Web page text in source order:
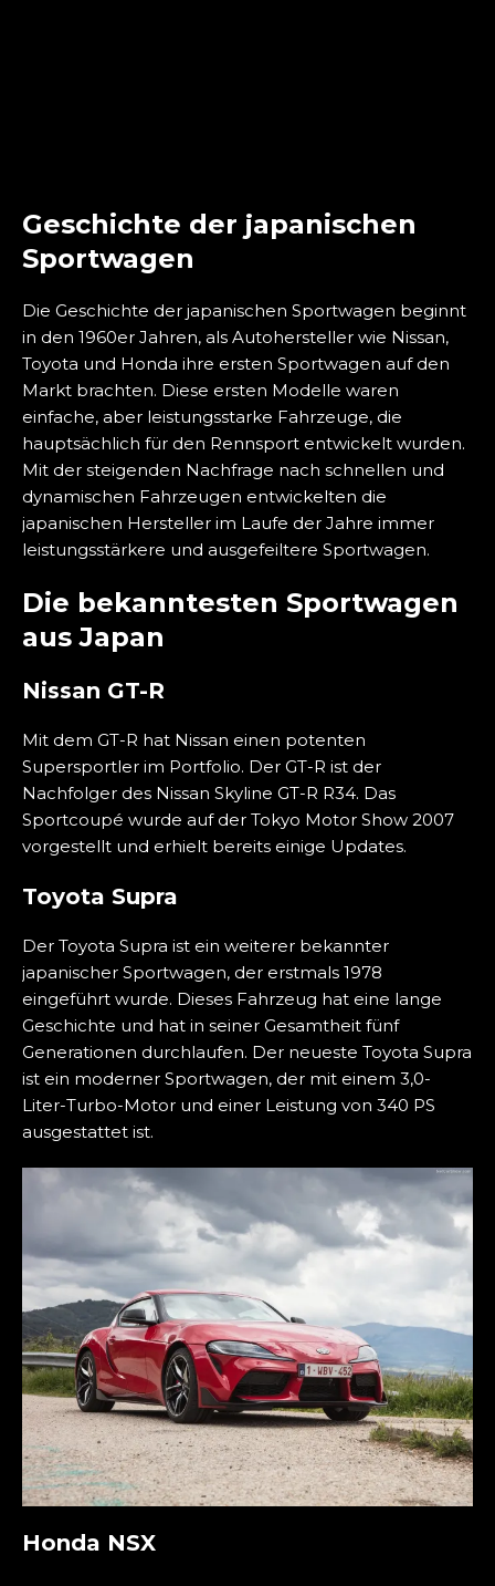
Geschichte der japanischen
Sportwagen
Die Geschichte der japanischen Sportwagen beginnt
in den 1960er Jahren, als Autohersteller wie Nissan,
Toyota und Honda ihre ersten Sportwagen auf den
Markt brachten. Diese ersten Modelle waren
einfache, aber leistungsstarke Fahrzeuge, die
hauptsächlich für den Rennsport entwickelt wurden.
Mit der steigenden Nachfrage nach schnellen und
dynamischen Fahrzeugen entwickelten die
japanischen Hersteller im Laufe der Jahre immer
leistungsstärkere und ausgefeiltere Sportwagen.
Die bekanntesten Sportwagen
aus Japan
Nissan GT-R
Mit dem GT-R hat Nissan einen potenten
Supersportler im Portfolio. Der GT-R ist der
Nachfolger des Nissan Skyline GT-R R34. Das
Sportcoupé wurde auf der Tokyo Motor Show 2007
vorgestellt und erhielt bereits einige Updates.
Toyota Supra
Der Toyota Supra ist ein weiterer bekannter
japanischer Sportwagen, der erstmals 1978
eingeführt wurde. Dieses Fahrzeug hat eine lange
Geschichte und hat in seiner Gesamtheit fünf
Generationen durchlaufen. Der neueste Toyota Supra
ist ein moderner Sportwagen, der mit einem 3,0-
Liter-Turbo-Motor und einer Leistung von 340 PS
ausgestattet ist.
Honda NSX